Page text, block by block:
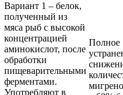
Вариант 1 – белок,
полученный из
мяса рыб с высокой
концентрацией
аминокислот, после
обработки
пищеварительными
ферментами.
Употребляют в
Полное